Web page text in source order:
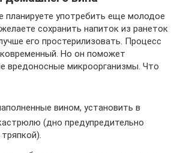
планируете употребить еще молодое
сохранить напиток из ранеток
его простерилизовать. Процесс
Но он поможет
вредоносные микроорганизмы. Что
вином, установить в
(дно предупредительно